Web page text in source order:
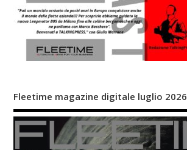
Fleetime magazine digitale luglio 2026